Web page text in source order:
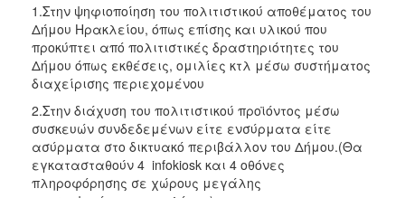
1.Στην ψηφιοποίηση του πολιτιστικού αποθέματος του
Δήμου Ηρακλείου, όπως επίσης και υλικού που
προκύπτει από πολιτιστικές δραστηριότητες του
Δήμου όπως εκθέσεις, ομιλίες κτλ μέσω συστήματος
διαχείρισης περιεχομένου
2.Στην διάχυση του πολιτιστικού προϊόντος μέσω
συσκευών συνδεδεμένων είτε ενσύρματα είτε
ασύρματα στο δικτυακό περιβάλλον του Δήμου.(Θα
εγκατασταθούν 4 infokiosk και 4 οθόνες
πληροφόρησης σε χώρους μεγάλης